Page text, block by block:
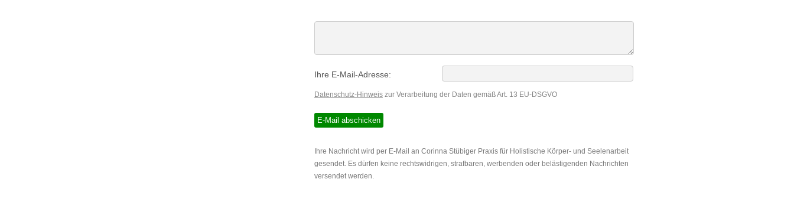
Ihre E-Mail-Adresse:
Datenschutz-Hinweis zur Verarbeitung der Daten gemäß Art. 13 EU-DSGVO
Ihre Nachricht wird per E-Mail an Corinna Stübiger Praxis für Holistische Körper- und Seelenarbeit
gesendet. Es dürfen keine rechtswidrigen, strafbaren, werbenden oder belästigenden Nachrichten
versendet werden.